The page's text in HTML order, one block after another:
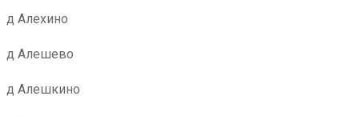
д Алехино
д Алешево
д Алешкино